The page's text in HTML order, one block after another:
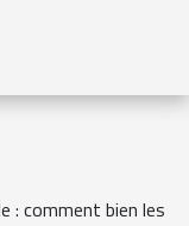
: comment bien les